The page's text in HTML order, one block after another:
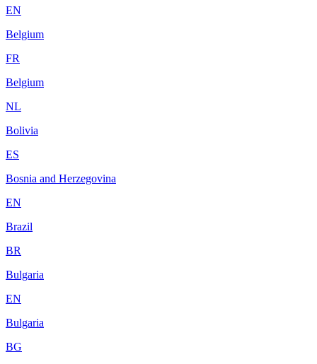
EN
Belgium
FR
Belgium
NL
Bolivia
ES
Bosnia and Herzegovina
EN
Brazil
BR
Bulgaria
EN
Bulgaria
BG